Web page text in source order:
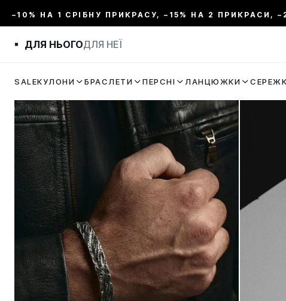
–10% НА 1 СРІБНУ ПРИКРАСУ, –15% НА 2 ПРИКРАСИ,
ДЛЯ НЬОГОДЛЯ НЕЇ
SALEКУЛОНИ БРАСЛЕТИ ПЕРСНІ ЛАНЦЮЖКИ